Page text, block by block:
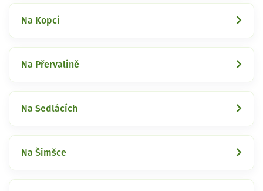
Na Kopci
Na Přervalině
Na Sedlácích
Na Šimšce